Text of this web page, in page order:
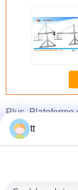
PlusPlateforme
tt